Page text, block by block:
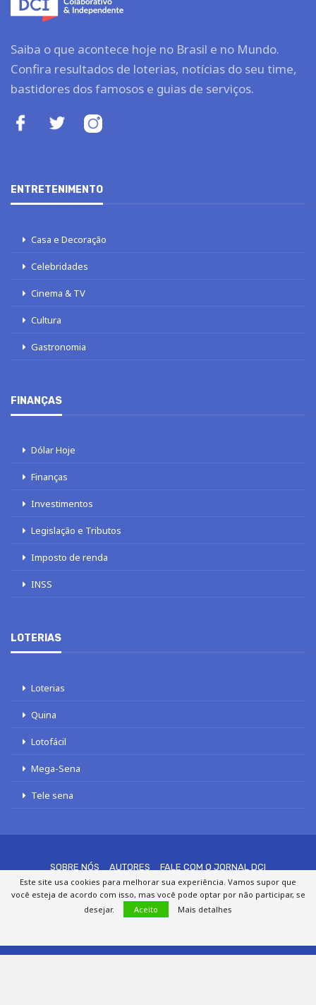
Saiba o que acontece hoje no Brasil e no Mundo.
Confira resultados de loterias, notícias do seu time,
bastidores dos famosos e guias de serviços.
ENTRETENIMENTO
Casa e Decoração
Celebridades
Cinema & TV
Cultura
Gastronomia
FINANÇAS
Dólar Hoje
Finanças
Investimentos
Legislação e Tributos
Imposto de renda
INSS
LOTERIAS
Loterias
Quina
Lotofácil
Mega-Sena
Tele sena
SOBRE NÓS AUTORES
FALE COM O JORNAL DCI
POLÍTICA DE PRIVACIDADE
TERMOS DE USO SITEMAP
Este site usa cookies para melhorar sua experiência. Vamos supor que
você esteja de acordo com isso, mas você pode optar por não participar, se
desejar.
Aceito Mais detalhes